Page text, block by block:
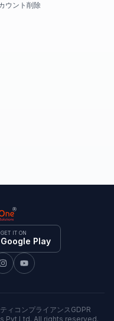
ウント削除
GET IT ON
Google Play
Pvt Ltd. All rights reserved.
ィ コンプライアンス GDPR